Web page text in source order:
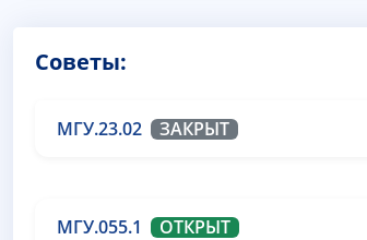
Советы:
МГУ.23.02 ЗАКРЫТ
МГУ.055.1 ОТКРЫТ